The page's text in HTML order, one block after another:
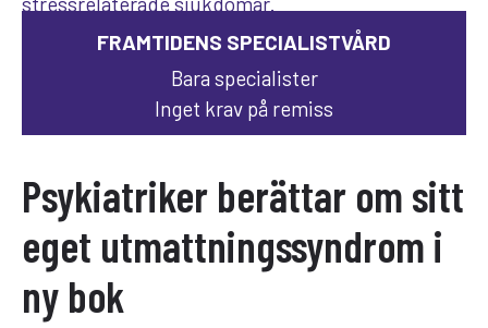
FRAMTIDENS SPECIALISTVÅRD
Bara specialister
Inget krav på remiss
Psykiatriker berättar om sitt
eget utmattningssyndrom i
ny bok